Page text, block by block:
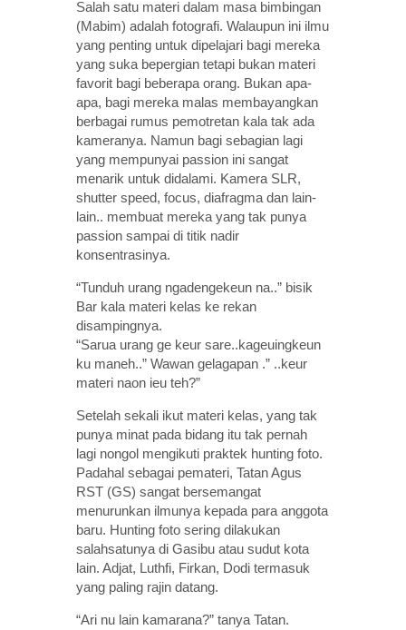
Salah satu materi dalam masa bimbingan
(Mabim) adalah fotografi. Walaupun ini ilmu
yang penting untuk dipelajari bagi mereka
yang suka bepergian tetapi bukan materi
favorit bagi beberapa orang. Bukan apa-
apa, bagi mereka malas membayangkan
berbagai rumus pemotretan kala tak ada
kameranya. Namun bagi sebagian lagi
yang mempunyai passion ini sangat
menarik untuk didalami. Kamera SLR,
shutter speed, focus, diafragma dan lain-
lain.. membuat mereka yang tak punya
passion sampai di titik nadir
konsentrasinya.
“Tunduh urang ngadengekeun na..” bisik
Bar kala materi kelas ke rekan
disampingnya.
“Sarua urang ge keur sare..kageuingkeun
ku maneh..” Wawan gelagapan .” ..keur
materi naon ieu teh?”
Setelah sekali ikut materi kelas, yang tak
punya minat pada bidang itu tak pernah
lagi nongol mengikuti praktek hunting foto.
Padahal sebagai pemateri, Tatan Agus
RST (GS) sangat bersemangat
menurunkan ilmunya kepada para anggota
baru. Hunting foto sering dilakukan
salahsatunya di Gasibu atau sudut kota
lain. Adjat, Luthfi, Firkan, Dodi termasuk
yang paling rajin datang.
“Ari nu lain kamarana?” tanya Tatan.